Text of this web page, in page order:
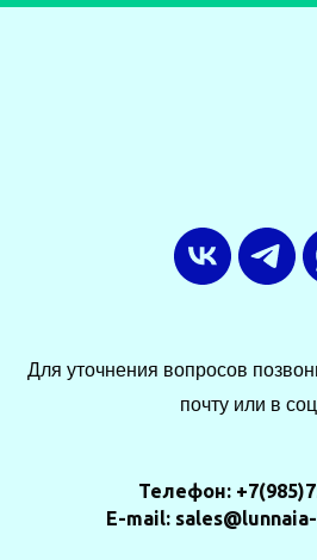
Для уточнения вопросов
почту или в
Телефон:
E-mail: